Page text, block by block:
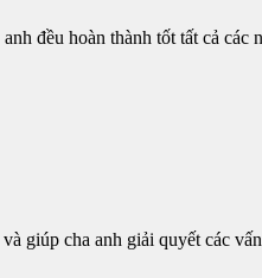
đều hoàn thành tốt tất cả các
giúp cha anh giải quyết các